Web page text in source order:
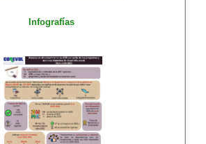
Infografías